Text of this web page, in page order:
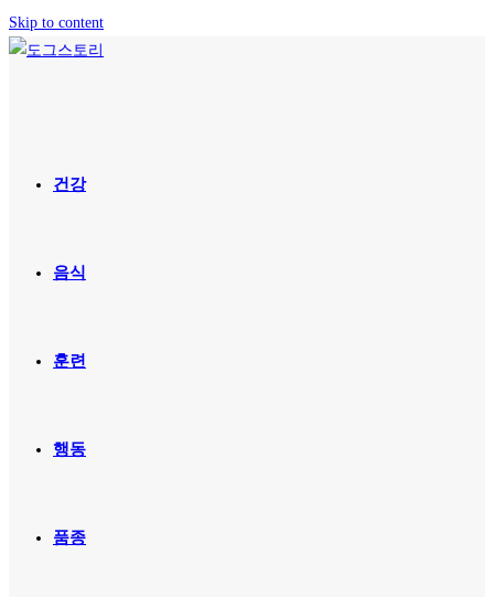
Skip to content
건강
음식
훈련
행동
품종